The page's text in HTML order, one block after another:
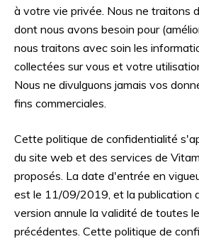
à votre vie privée. Nous ne traitons
dont nous avons besoin pour
nous traitons avec soin les
collectées sur vous et votre
Nous ne divulguons jamais vos
fins commerciales.
Cette politique de confidentialité
du site web et des services de
proposés. La date d'entrée en
est le 11/09/2019, et la publication
version annule la validité de toutes
précédentes. Cette politique de